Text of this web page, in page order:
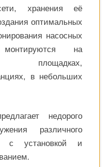
хранения её
оптимальных
насосных
на
площадках,
в небольших
недорого
различного
установкой и